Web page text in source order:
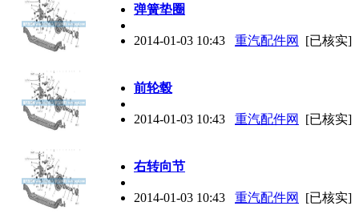
弹簧垫圈
2014-01-03 10:43 重汽配件网 [已核实]
前轮毂
2014-01-03 10:43 重汽配件网 [已核实]
右转向节
2014-01-03 10:43 重汽配件网 [已核实]